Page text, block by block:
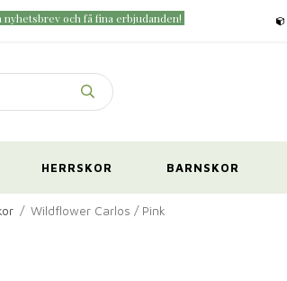
nyhetsbrev och få fina erbjudanden!
HERRSKOR BARNSKOR
/ Wildflower Carlos / Pink